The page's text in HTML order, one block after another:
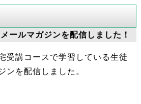
ルマガジンを配信しました！
受講コースで学習している生徒
ンを配信しました。